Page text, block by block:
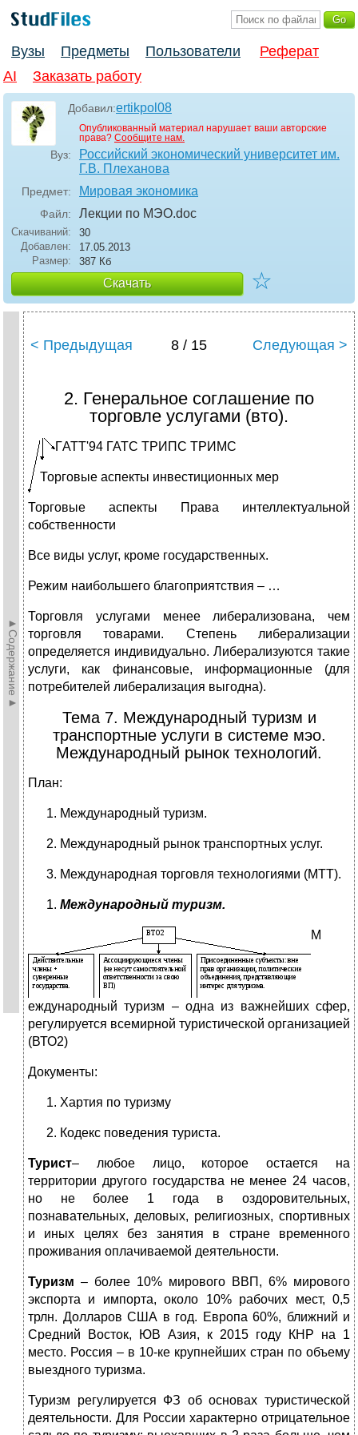
Вузы Предметы Пользователи
Реферат
AI
Заказать работу
Добавил:ertikpol08
Опубликованный материал нарушает ваши авторские
права? Сообщите нам.
Вуз:
Российский экономический университет им.
Г.В. Плеханова
Предмет: Мировая экономика
Файл: Лекции по МЭО.doc
Скачиваний:
30
Добавлен:
17.05.2013
Размер:
387 Кб
Скачать ☆
►Содержание►
< Предыдущая 8 / 15 Следующая >
2. Генеральное соглашение по
торговле услугами (вто).
ГАТТ'94 ГАТС ТРИПС ТРИМС
Торговые аспекты инвестиционных мер
Торговые аспекты Права интеллектуальной
собственности
Все виды услуг, кроме государственных.
Режим наибольшего благоприятствия – …
Торговля услугами менее либерализована, чем
торговля товарами. Степень либерализации
определяется индивидуально. Либерализуются такие
услуги, как финансовые, информационные (для
потребителей либерализация выгодна).
Тема 7. Международный туризм и
транспортные услуги в системе мэо.
Международный рынок технологий.
План:
Международный туризм.
Международный рынок транспортных услуг.
Международная торговля технологиями (МТТ).
Международный туризм.
М
еждународный туризм – одна из важнейших сфер,
регулируется всемирной туристической организацией
(ВТО2)
Документы:
Хартия по туризму
Кодекс поведения туриста.
Турист– любое лицо, которое остается на
территории другого государства не менее 24 часов,
но не более 1 года в оздоровительных,
познавательных, деловых, религиозных, спортивных
и иных целях без занятия в стране временного
проживания оплачиваемой деятельности.
Туризм – более 10% мирового ВВП, 6% мирового
экспорта и импорта, около 10% рабочих мест, 0,5
трлн. Долларов США в год. Европа 60%, ближний и
Средний Восток, ЮВ Азия, к 2015 году КНР на 1
место. Россия – в 10-ке крупнейших стран по объему
выездного туризма.
Туризм регулируется ФЗ об основах туристической
деятельности. Для России характерно отрицательное